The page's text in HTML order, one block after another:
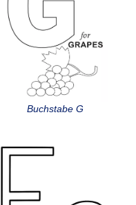
Buchstabe G